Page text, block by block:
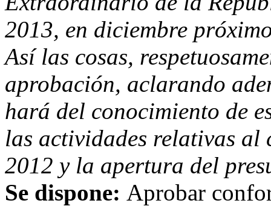
2013, en diciembre
Así las cosas,
aprobación, aclarando
hará del conocimiento de
las actividades relativas
2012 y la apertura del
Se dispone: Aprobar